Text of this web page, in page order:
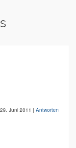
29. Juni 2011 | Antworten